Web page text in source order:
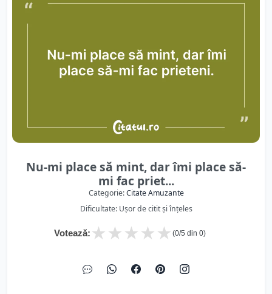
Nu-mi place să mint, dar îmi place să-
mi fac priet...
Categorie:Citate Amuzante
Dificultate: Ușor de citit și înțeles
Votează: ★
★
★
★
★ (0/5 din 0)